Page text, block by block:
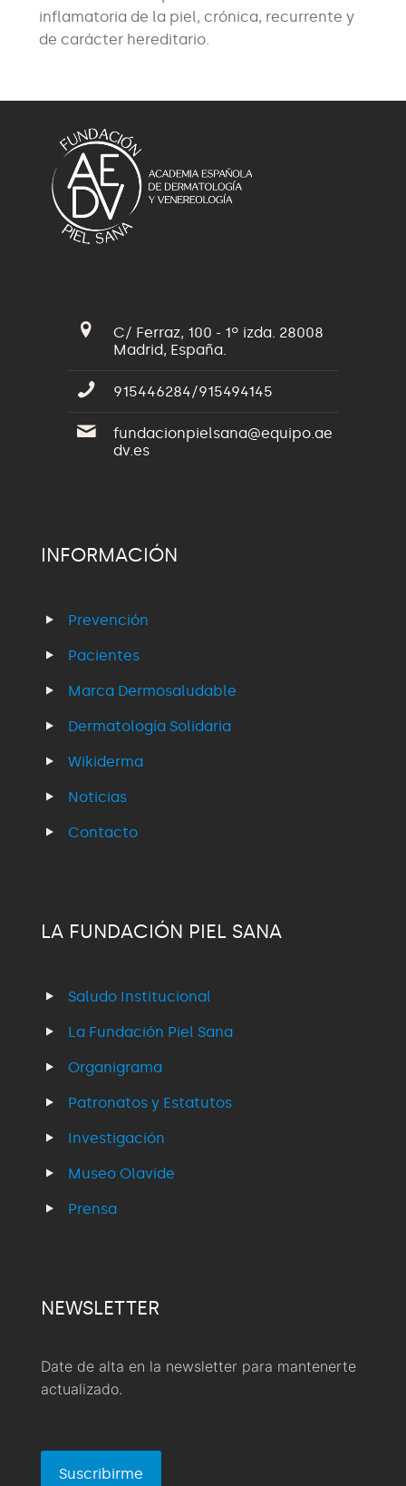
inflamatoria de la piel, crónica, recurrente y
de carácter hereditario.
C/ Ferraz, 100 - 1º izda. 28008
Madrid, España.
915446284/915494145
fundacionpielsana@equipo.ae
dv.es
INFORMACIÓN
Prevención
Pacientes
Marca Dermosaludable
Dermatología Solidaria
Wikiderma
Noticias
Contacto
LA FUNDACIÓN PIEL SANA
Saludo Institucional
La Fundación Piel Sana
Organigrama
Patronatos y Estatutos
Investigación
Museo Olavide
Prensa
NEWSLETTER
Date de alta en la newsletter para mantenerte
actualizado.
Suscribirme